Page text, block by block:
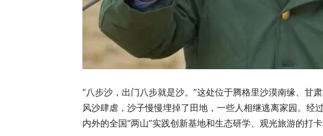
“八步沙，出门八步就是沙。”这处位于腾格里沙漠南缘、甘
风沙肆虐，沙子慢慢埋掉了田地，一些人相继逃离家园。经
内外的全国“两山”实践创新基地和生态研学、观光旅游的打卡